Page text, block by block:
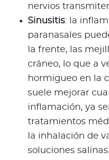
nervios
Sinusitis: la
paranasales
la frente, las
cráneo, lo que a
hormigueo en la
suele mejorar
inflamación, ya
tratamientos
la inhalación de
soluciones salinas.